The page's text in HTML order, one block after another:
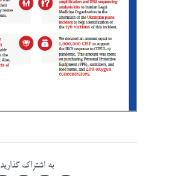
به اشتراک گذارید